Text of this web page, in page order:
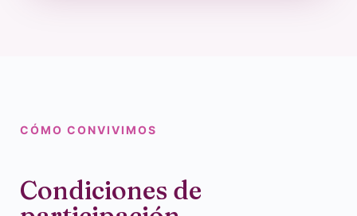
CÓMO CONVIVIMOS
Condiciones de